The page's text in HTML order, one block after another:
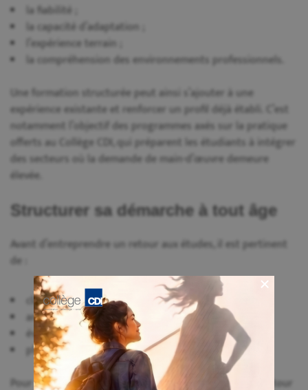
la fiabilité ;
la capacité d’adaptation ;
l’expérience terrain ;
la compréhension des environnements professionnels.
Une formation structurée peut ainsi s’ajouter à une
expérience existante et renforcer un profil déjà établi. C’est
notamment l’objectif des programmes axés sur la pratique
offerts au Collège CDI, qui préparent les étudiants à intégrer
des secteurs où la demande de main-d’œuvre demeure
élevée.
Structurer sa démarche à tout âge
Avant d’entreprendre un retour aux études, il est pertinent
de :
clarifier son objectif professionnel ;
analyser les besoins du secteur visé ;
évaluer la durée et l’intensité de la formation ;
planifier l’organisation personnelle et financière.
Pour approfondir la réflexion sur la planification d’un retour